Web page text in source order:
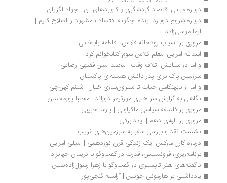
درباره مبانی اقتصاد گردشگری و کاربردهای آن | جواد لگزیان
درباره شروع دوباره آینده: چگونه اقتصاد نامشهود را اصلاح کنیم |
ایما موسی‌زاده
مروری بر آسیاب رودخانه فلاس | فاطمه باباخانی
اسدالله امرایی: معلم کلاس سوم کتابخوانم کرد
و اما در ستایش اتلاف وقت | محمد امین فقیهی رضایی
سرزمین پاک برای پدر دانش هسته‌ای پاکستان
و اما از نابهنگامی حیات تا سترون‌سازی خیال | شبنم کهن‌چی
نگاهی به گزارش سر هنری مورتیمر دوراند | مجتبا پورمحسن
مروری بر فلسفه سیاسی ماکیاولی | پارسا حبیبی
مروری بر الهه‌ی دهم | ایده برقی
نشست نقد و بررسی سفر به سرزمین‌های غریب
درباره کارل مارکس: یک زندگی قرن نوزدهمی | امیلی امرایی
برنامه‌ریزی، فرونسیس، قدرت در گفت‌وگو با نریمان جهانزاد
ناگفته‌های هنر تاپستری در گفت‌وگو با زهرا رسول‌زاده‌نمین
یادداشتی بر هارمونی خونین | آراسته گنجی‌پور